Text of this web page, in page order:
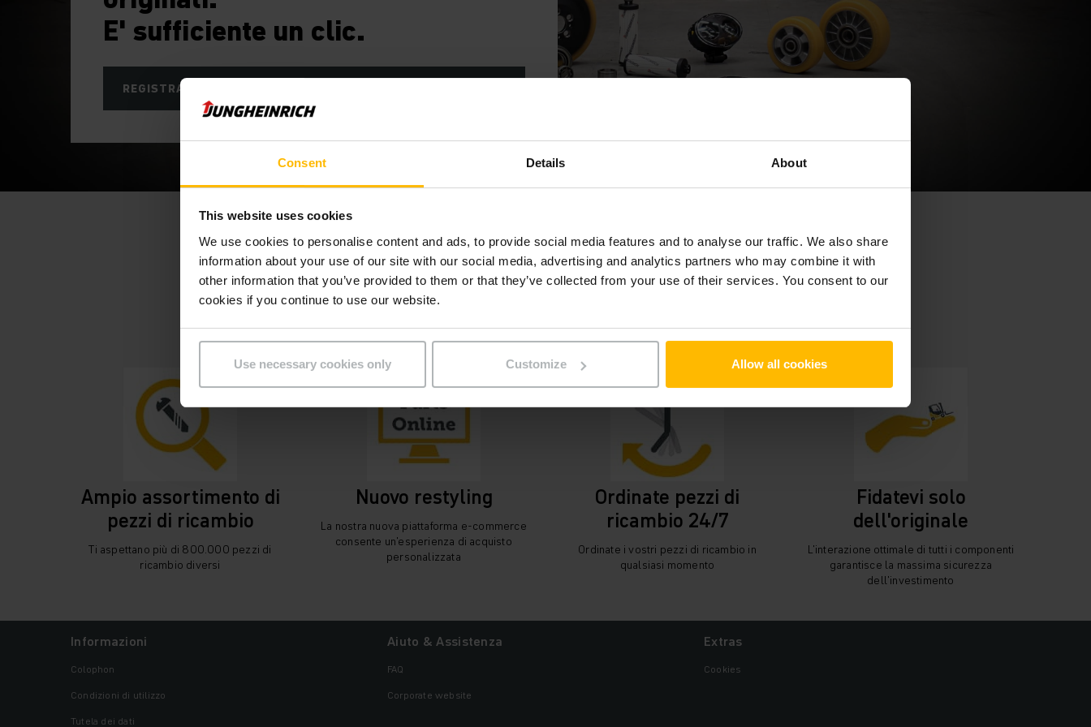
Consent Details About
This website uses cookies
We use cookies to personalise content and ads, to provide social media features and to analyse our traffic. We also share
information about your use of our site with our social media, advertising and analytics partners who may combine it with
other information that you’ve provided to them or that they’ve collected from your use of their services. You consent to our
cookies if you continue to use our website.
Use necessary cookies only Customize Allow all cookies
E' sufficiente un clic.
REGISTRATEVI ORA
Benvenuti al "Parts Online"
Cercate il ricambio adatto a voi tra 800.000 ricambi originali disponibili? Registratevi ora ed esplorate tutte le nostre
nuove funzionalità nel webshop ricambi Jungheinrich.
Ampio assortimento di
pezzi di ricambio
Ti aspettano più di 800.000 pezzi di
ricambio diversi
Nuovo restyling
La nostra nuova piattaforma e-commerce
consente un'esperienza di acquisto
personalizzata
Ordinate pezzi di
ricambio 24/7
Ordinate i vostri pezzi di ricambio in
qualsiasi momento
Fidatevi solo
dell'originale
L'interazione ottimale di tutti i componenti
garantisce la massima sicurezza
dell'investimento
Informazioni
Colophon
Condizioni di utilizzo
Tutela dei dati
Aiuto & Assistenza
FAQ
Corporate website
Extras
Cookies